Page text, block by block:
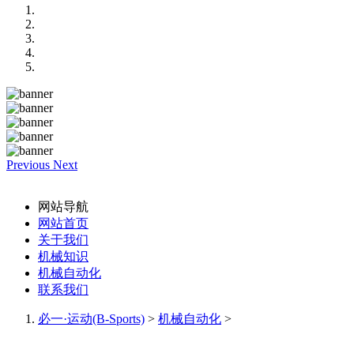
Previous Next
网站导航
网站首页
关于我们
机械知识
机械自动化
联系我们
必一·运动(B-Sports) > 机械自动化 >